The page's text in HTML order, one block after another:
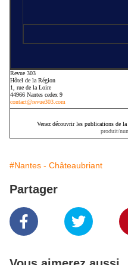
Revue 303
Hôtel de la Région
1, rue de la Loire
44966 Nantes cedex 9
contact@revue303.com
Venez découvrir les publications de
produit/
#Nantes - Châteaubriant
Partager